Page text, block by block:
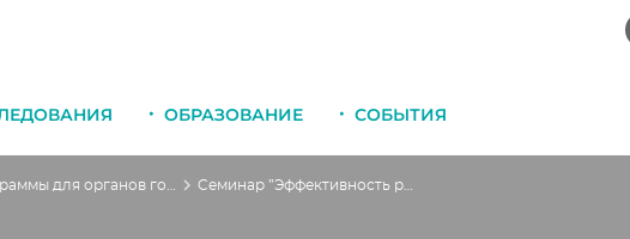
ОБРАЗОВАНИЕ СОБЫТИЯ